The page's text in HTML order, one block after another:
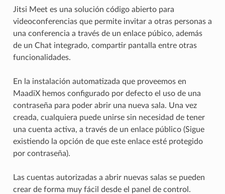
Jitsi Meet es una solución código abierto para
videoconferencias que permite invitar a otras personas a
una conferencia a través de un enlace púbico, además
de un Chat integrado, compartir pantalla entre otras
funcionalidades.
En la instalación automatizada que proveemos en
MaadiX hemos configurado por defecto el uso de una
contraseña para poder abrir una nueva sala. Una vez
creada, cualquiera puede unirse sin necesidad de tener
una cuenta activa, a través de un enlace público (Sigue
existiendo la opción de que este enlace esté protegido
por contraseña).
Las cuentas autorizadas a abrir nuevas salas se pueden
crear de forma muy fácil desde el panel de control.